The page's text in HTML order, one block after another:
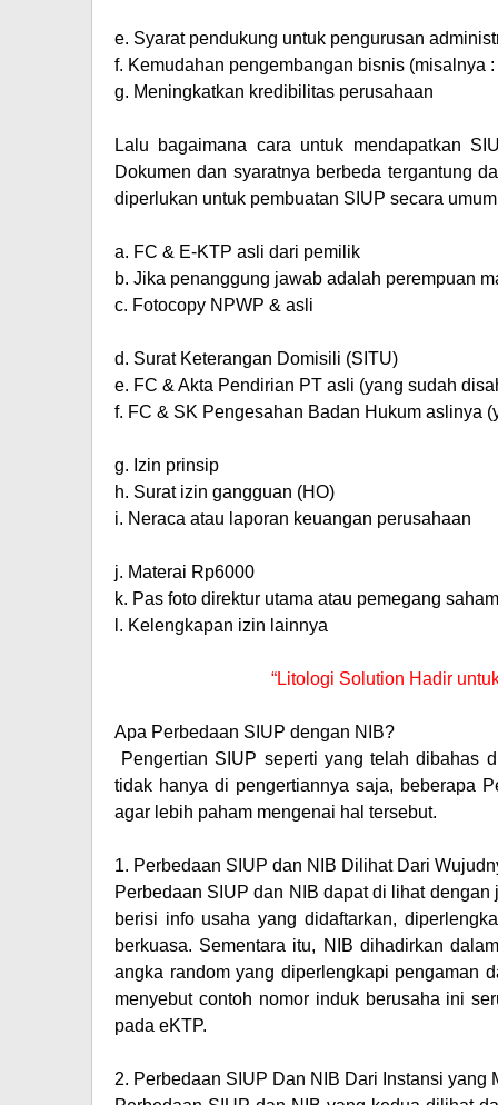
e. Syarat pendukung untuk pengurusan
f. Kemudahan pengembangan bisnis (misalnya
g. Meningkatkan kredibilitas perusahaan
Lalu bagaimana cara untuk mendapatkan
Dokumen dan syaratnya berbeda tergantung
diperlukan untuk pembuatan SIUP secara
a. FC & E-KTP asli dari pemilik
b. Jika penanggung jawab adalah perempuan
c. Fotocopy NPWP & asli
d. Surat Keterangan Domisili (SITU)
e. FC & Akta Pendirian PT asli (yang sudah
f. FC & SK Pengesahan Badan Hukum aslinya
g. Izin prinsip
h. Surat izin gangguan (HO)
i. Neraca atau laporan keuangan perusahaan
j. Materai Rp6000
k. Pas foto direktur utama atau pemegang
l. Kelengkapan izin lainnya
“Litologi Solution Hadir
Apa Perbedaan SIUP dengan NIB?
Pengertian SIUP seperti yang telah dibahas
tidak hanya di pengertiannya saja, beberapa
agar lebih paham mengenai hal tersebut.
1. Perbedaan SIUP dan NIB Dilihat Dari
Perbedaan SIUP dan NIB dapat di lihat
berisi info usaha yang didaftarkan,
berkuasa. Sementara itu, NIB dihadirkan
angka random yang diperlengkapi pengaman
menyebut contoh nomor induk berusaha ini
pada eKTP.
2. Perbedaan SIUP Dan NIB Dari Instansi yang